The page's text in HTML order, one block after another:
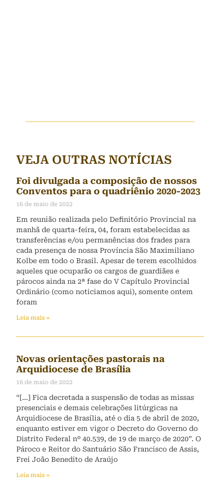
VEJA OUTRAS NOTÍCIAS
Foi divulgada a composição de nossos
Conventos para o quadriênio 2020-2023
16 de maio de 2022
Em reunião realizada pelo Definitório Provincial na
manhã de quarta-feira, 04, foram estabelecidas as
transferências e/ou permanências dos frades para
cada presença de nossa Província São Maximiliano
Kolbe em todo o Brasil. Apesar de terem escolhidos
aqueles que ocuparão os cargos de guardiães e
párocos ainda na 2ª fase do V Capítulo Provincial
Ordinário (como noticiamos aqui), somente ontem
foram
Leia mais »
Novas orientações pastorais na
Arquidiocese de Brasília
16 de maio de 2022
“[…] Fica decretada a suspensão de todas as missas
presenciais e demais celebrações litúrgicas na
Arquidiocese de Brasília, até o dia 5 de abril de 2020,
enquanto estiver em vigor o Decreto do Governo do
Distrito Federal nº 40.539, de 19 de março de 2020”. O
Pároco e Reitor do Santuário São Francisco de Assis,
Frei João Benedito de Araújo
Leia mais »